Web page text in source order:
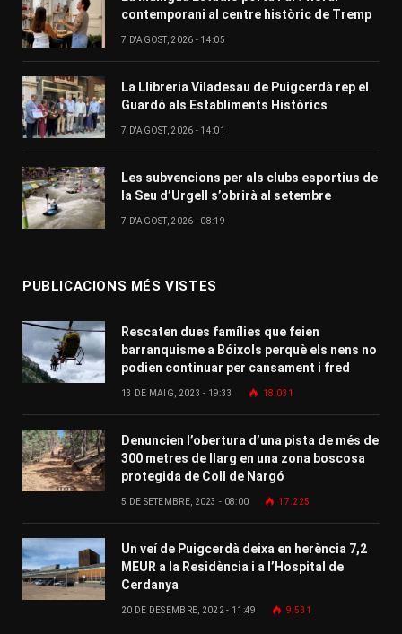
contemporani al centre històric de Tremp
7 D'AGOST, 2026 - 14:05
La Llibreria Viladesau de Puigcerdà rep el
Guardó als Establiments Històrics
7 D'AGOST, 2026 - 14:01
Les subvencions per als clubs esportius de
la Seu d’Urgell s’obrirà al setembre
7 D'AGOST, 2026 - 08:19
PUBLICACIONS MÉS VISTES
Rescaten dues famílies que feien
barranquisme a Bóixols perquè els nens no
podien continuar per cansament i fred
13 DE MAIG, 2023 - 19:33 18.031
Denuncien l’obertura d’una pista de més de
300 metres de llarg en una zona boscosa
protegida de Coll de Nargó
5 DE SETEMBRE, 2023 - 08:00 17.225
Un veí de Puigcerdà deixa en herència 7,2
MEUR a la Residència i a l’Hospital de
Cerdanya
20 DE DESEMBRE, 2022 - 11:49 9.531